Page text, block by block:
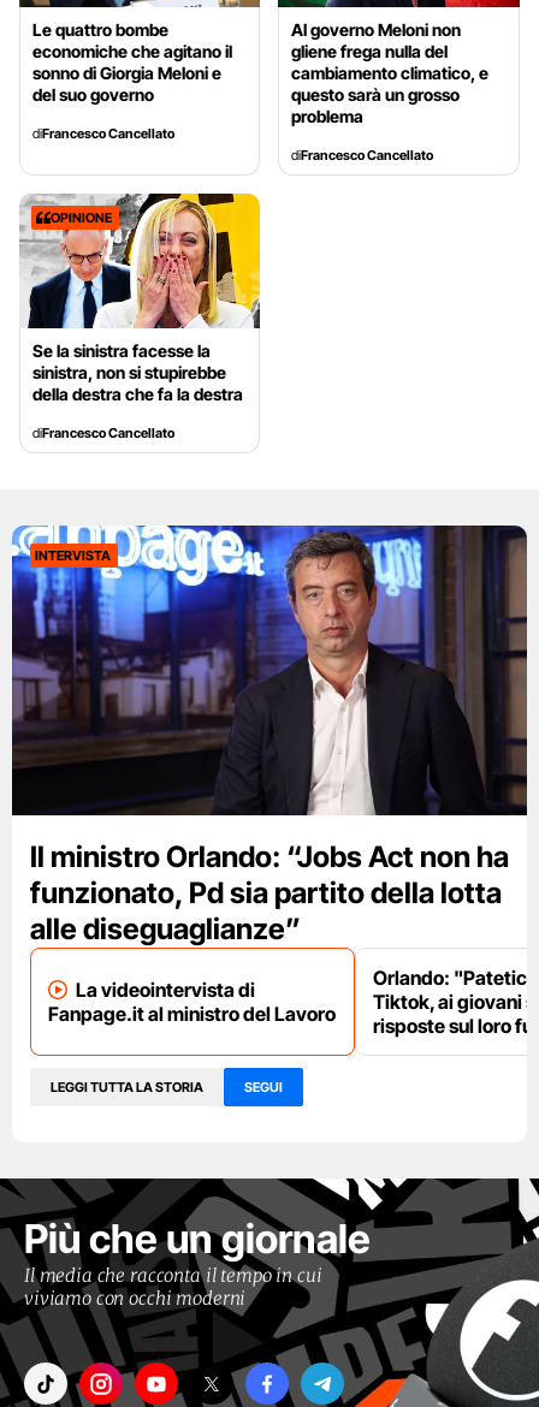
Le quattro bombe
economiche che agitano il
sonno di Giorgia Meloni e
del suo governo
diFrancesco Cancellato
Al governo Meloni non
gliene frega nulla del
cambiamento climatico, e
questo sarà un grosso
problema
diFrancesco Cancellato
OPINIONE
Se la sinistra facesse la
sinistra, non si stupirebbe
della destra che fa la destra
diFrancesco Cancellato
INTERVISTA
Il ministro Orlando: “Jobs Act non ha
funzionato, Pd sia partito della lotta
alle diseguaglianze”
La videointervista di
Fanpage.it al ministro del Lavoro
Orlando: "Patetici
Tiktok, ai giovani
risposte sul loro
LEGGI TUTTA LA STORIA SEGUI
Più che un giornale
Il media che racconta il tempo in cui
viviamo con occhi moderni